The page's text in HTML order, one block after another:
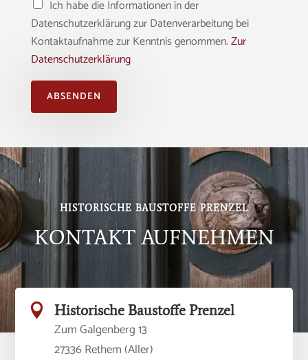
Ich habe die Informationen in der
Datenschutzerklärung zur Datenverarbeitung bei
Kontaktaufnahme zur Kenntnis genommen.Zur
Datenschutzerklärung
ABSENDEN
HISTORISCHE BAUSTOFFE PRENZEL
KONTAKT AUFNEHMEN
 Historische Baustoffe Prenzel
Zum Galgenberg 13
27336 Rethem (Aller)